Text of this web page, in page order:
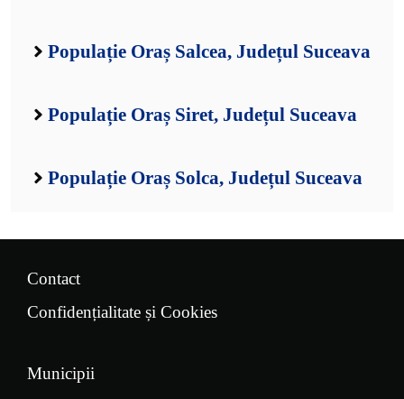
Populație Oraș Salcea, Județul Suceava
Populație Oraș Siret, Județul Suceava
Populație Oraș Solca, Județul Suceava
Contact
Confidențialitate și Cookies
Municipii